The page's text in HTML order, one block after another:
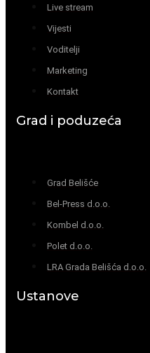
Live stream
Vijesti
Voditelji
Marketing
Kontakt
Grad i poduzeća
Grad Belišće
Bel-Press d.o.o.
Kombel d.o.o.
Polet d.o.o.
LRA Grada Belišća d.o.o.
Ustanove